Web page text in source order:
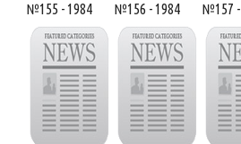
№155 - 1984 №156 - 1984 №157 -